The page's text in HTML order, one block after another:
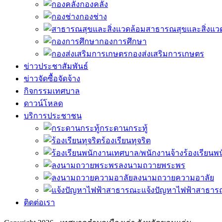
กองคลัง
กองช่าง
สาธารณสุขและสิ่งแว
กองการศึกษา
กองส่งเสริมการเกษตร
ข่าวประชาสัมพันธ์
ข่าวจัดซื้อจัดจ้าง
กิจกรรมเทศบาล
ดาวน์โหลด
บริการประชาชน
กระดานกระทู้
ร้องเรียนทุจริต
ร้องเรียน
ลงนามถวายพระพร
ลงนามถวายความอาลัย
แจ้งปัญหาไฟฟ้าสาธา
ติดต่อเรา